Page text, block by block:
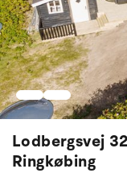
Lodbergsvej
Ringkøbing